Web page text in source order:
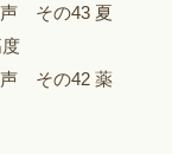
声 その43 夏
声 その42 薬